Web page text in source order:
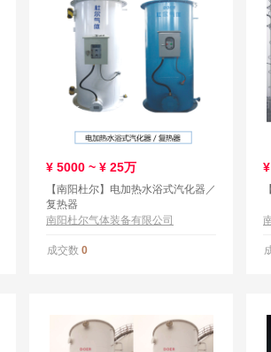
¥ 5000 ~ ¥ 25万
【南阳杜尔】电加热水浴式汽化器／
复热器
南阳杜尔气体装备有限公司
成交数 0
¥